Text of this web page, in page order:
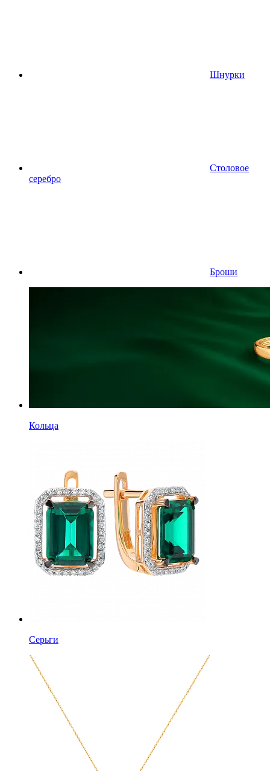
Шнурки
Столовое
серебро
Броши
Кольца
Серьги